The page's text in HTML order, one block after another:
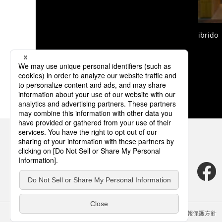
ibrido
サイトのご利用にあたって クッキーポリシー 個人情報保護方針